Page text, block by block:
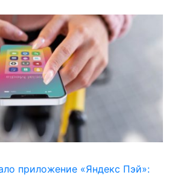
приложение «Яндекс Пэй»: